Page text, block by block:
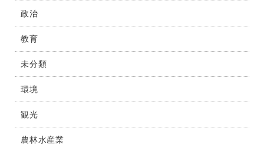
政治
教育
未分類
環境
観光
農林水産業